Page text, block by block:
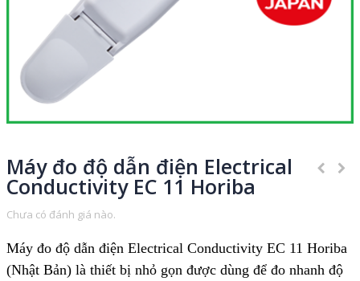
Máy đo độ dẫn điện Electrical
Conductivity EC 11 Horiba
Chưa có đánh giá nào.
Máy đo độ dẫn điện Electrical Conductivity EC 11 Horiba
(Nhật Bản) là thiết bị nhỏ gọn được dùng để đo nhanh độ